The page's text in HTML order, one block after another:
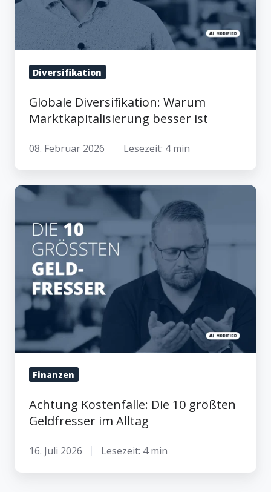
Diversifikation
Globale Diversifikation: Warum
Marktkapitalisierung besser ist
08. Februar 2026 Lesezeit: 4 min
Achtung
Kostenfalle:
Die
größten
Geldfresser
im
Alltag
Finanzen
Achtung Kostenfalle: Die 10 größten
Geldfresser im Alltag
16. Juli 2026 Lesezeit: 4 min